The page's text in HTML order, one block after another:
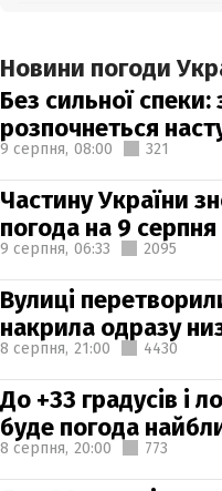
Новини погоди
Без сильної спеки:
розпочнеться
9 серпня, 08:00 321
Частину України
погода на 9 серпня
9 серпня, 06:33 2095
Вулиці
накрила одразу
8 серпня, 21:00 4430
До +33 градусів і
буде погода
8 серпня, 20:00 773